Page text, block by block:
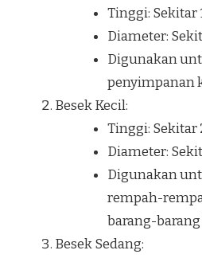
Tinggi: Sekitar
Diameter:
Digunakan
penyimpanan
Besek Kecil:
Tinggi: Sekitar
Diameter:
Digunakan
rempah-
barang-
Besek Sedang: